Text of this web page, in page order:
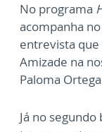
No programa
acompanha
entrevista que
Amizade na
Paloma
Já no